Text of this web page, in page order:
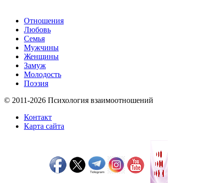
Отношения
Любовь
Семья
Мужчины
Женщины
Замуж
Молодость
Поэзия
© 2011-2026 Психология взаимоотношений
Контакт
Карта сайта